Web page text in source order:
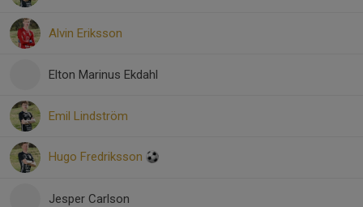
Alvin Eriksson
Elton Marinus Ekdahl
Emil Lindström
Hugo Fredriksson
Jesper Carlson